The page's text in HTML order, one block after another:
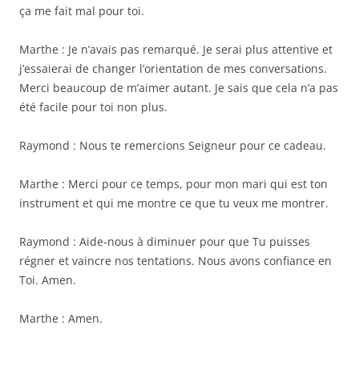
ça me fait mal pour toi.
Marthe : Je n’avais pas remarqué. Je serai plus attentive et
j’essaierai de changer l’orientation de mes conversations.
Merci beaucoup de m’aimer autant. Je sais que cela n’a pas
été facile pour toi non plus.
Raymond : Nous te remercions Seigneur pour ce cadeau.
Marthe : Merci pour ce temps, pour mon mari qui est ton
instrument et qui me montre ce que tu veux me montrer.
Raymond : Aide-nous à diminuer pour que Tu puisses
régner et vaincre nos tentations. Nous avons confiance en
Toi. Amen.
Marthe : Amen.